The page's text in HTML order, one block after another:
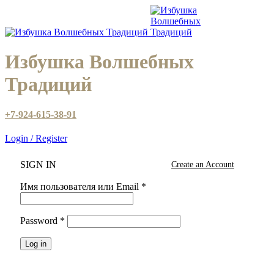
Избушка Волшебных
Традиций
+7-924-615-38-91
Login / Register
SIGN IN Create an Account
Имя пользователя или Email *
Password *
Log in